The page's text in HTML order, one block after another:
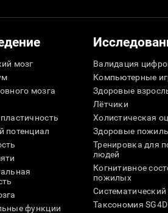
мозг
мозга
потенциал
функции
Валидация
Компьютерные
Здоровые
Лётчики
Холистическая
Здоровые
Тренировка для
людей
Когнитивное
пожилых
Таксономия SG4D